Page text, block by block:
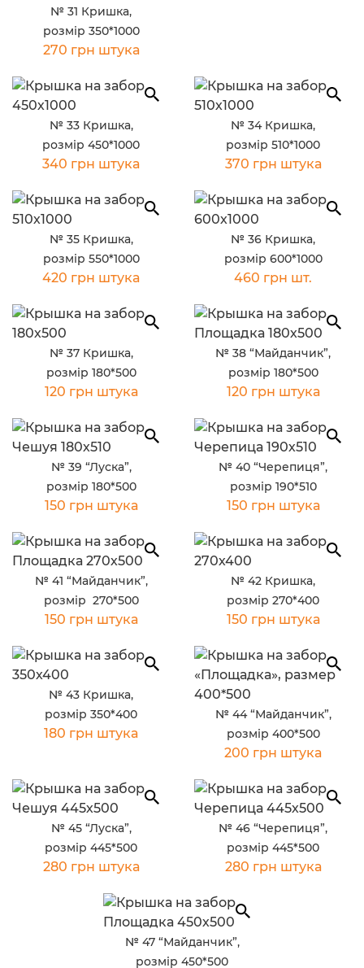
№ 31 Кришка,
розмір 350*1000
270 грн штука
№ 33 Кришка,
розмір 450*1000
340 грн штука
№ 34 Кришка,
розмір 510*1000
370 грн штука
№ 35 Кришка,
розмір 550*1000
420 грн штука
№ 36 Кришка,
розмір 600*1000
460 грн шт.
№ 37 Кришка,
розмір 180*500
120 грн штука
№ 38 “Майданчик”,
розмір 180*500
120 грн штука
№ 39 “Луска”,
розмір 180*500
150 грн штука
№ 40 “Черепиця”,
розмір 190*510
150 грн штука
№ 41 “Майданчик”,
розмір 270*500
150 грн штука
№ 42 Кришка,
розмір 270*400
150 грн штука
№ 43 Кришка,
розмір 350*400
180 грн штука
№ 44 “Майданчик”,
розмір 400*500
200 грн штука
№ 45 “Луска”,
розмір 445*500
280 грн штука
№ 46 “Черепиця”,
розмір 445*500
280 грн штука
№ 47 “Майданчик”,
розмір 450*500